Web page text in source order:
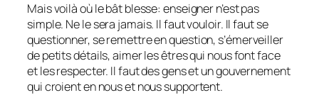
Mais voilà où le bât blesse: enseigner n’est pas
simple. Ne le sera jamais. Il faut vouloir. Il faut se
questionner, se remettre en question, s’émerveiller
de petits détails, aimer les êtres qui nous font face
et les respecter. Il faut des gens et un gouvernement
qui croient en nous et nous supportent.